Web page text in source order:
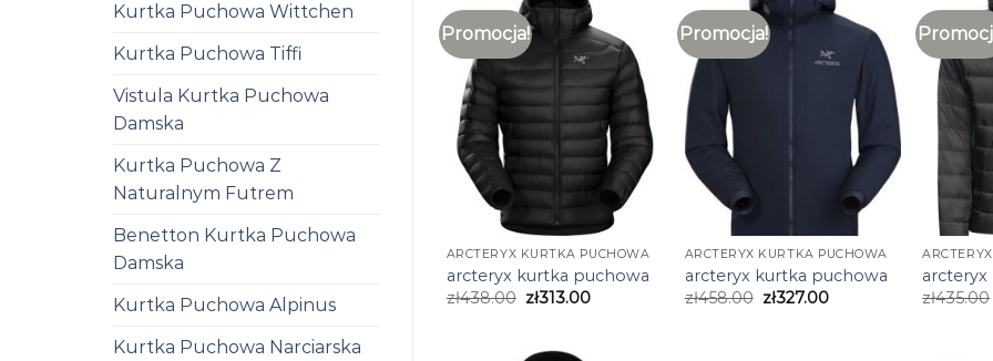
Kurtka Puchowa Wittchen
Kurtka Puchowa Tiffi
Vistula Kurtka Puchowa
Damska
Kurtka Puchowa Z
Naturalnym Futrem
Benetton Kurtka Puchowa
Damska
Kurtka Puchowa Alpinus
Kurtka Puchowa Narciarska
Promocja!
ARCTERYX KURTKA PUCHOWA
arcteryx kurtka puchowa
zł438.00 zł313.00
Promocja!
ARCTERYX KURTKA PUCHOWA
arcteryx kurtka puchowa
zł458.00 zł327.00
zł435.00